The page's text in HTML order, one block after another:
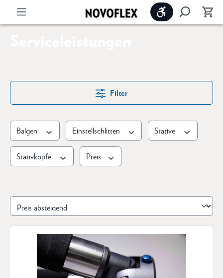
Werkzeugleiste
Filter
Balgen Einstellschlitten Stative
Stativköpfe Preis